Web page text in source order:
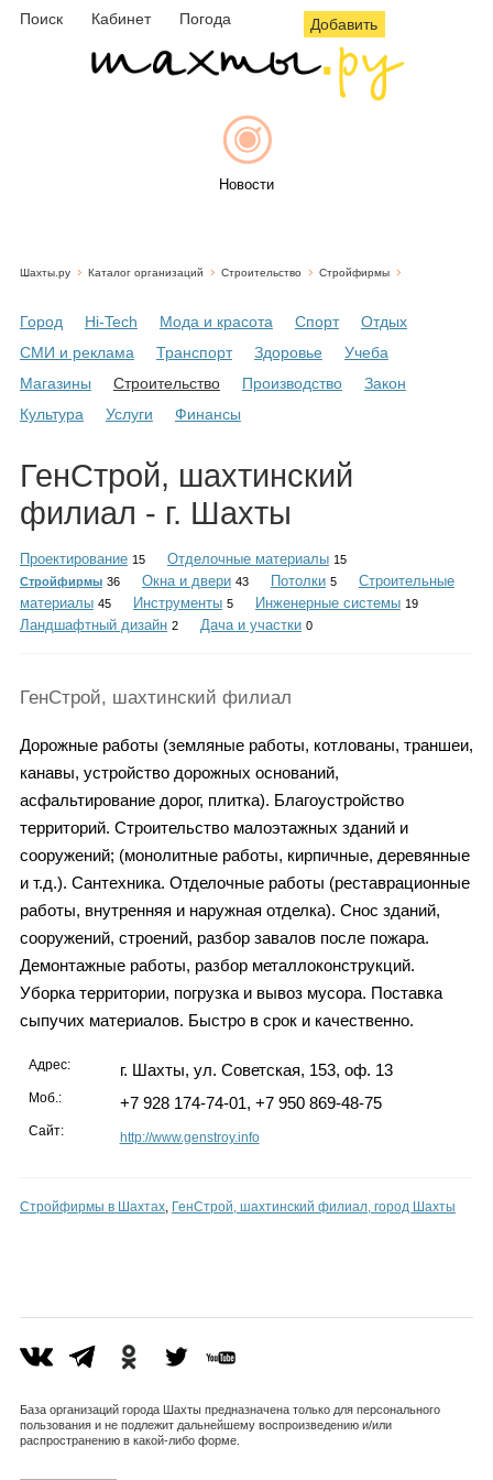
Поиск Кабинет Погода Добавить
Новости
Объявления
Инфо
Гороскоп
Фотогалерея
Шахты.ру Каталог организаций Строительство Стройфирмы
Город Hi-Tech Мода и красота Спорт
Отдых
СМИ и реклама
Транспорт Здоровье
Учеба
Магазины
Строительство Производство
Закон
Культура
Услуги Финансы
ГенСтрой, шахтинский
филиал - г. Шахты
Проектирование 15 Отделочные материалы 15
Стройфирмы 36 Окна и двери 43 Потолки 5
Строительные
материалы 45 Инструменты 5 Инженерные системы 19
Ландшафтный дизайн 2 Дача и участки 0
ГенСтрой, шахтинский филиал
Дорожные работы (земляные работы, котлованы, траншеи,
канавы, устройство дорожных оснований,
асфальтирование дорог, плитка). Благоустройство
территорий. Строительство малоэтажных зданий и
сооружений; (монолитные работы, кирпичные, деревянные
и т.д.). Сантехника. Отделочные работы (реставрационные
работы, внутренняя и наружная отделка). Снос зданий,
сооружений, строений, разбор завалов после пожара.
Демонтажные работы, разбор металлоконструкций.
Уборка территории, погрузка и вывоз мусора. Поставка
сыпучих материалов. Быстро в срок и качественно.
Адрес: г. Шахты, ул. Советская, 153, оф. 13
Моб.: +7 928 174-74-01, +7 950 869-48-75
Сайт: http://www.genstroy.info
Стройфирмы в Шахтах, ГенСтрой, шахтинский филиал, город Шахты
База организаций города Шахты предназначена только для персонального
пользования и не подлежит дальнейшему воспроизведению и/или
распространению в какой-либо форме.